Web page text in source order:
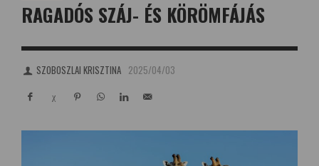
RAGADÓS SZÁJ- ÉS KÖRÖMFÁJÁS
SZOBOSZLAI KRISZTINA 2025/04/03